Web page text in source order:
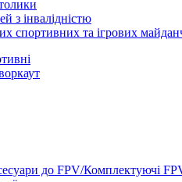
з інвалідністю
спортивних та ігрових
до FPV/Комплектуючі